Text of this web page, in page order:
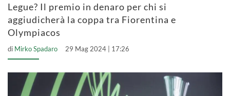
Legue? Il premio in denaro per chi si
aggiudicherà la coppa tra Fiorentina e
Olympiacos
di Mirko Spadaro 29 Mag 2024 | 17:26